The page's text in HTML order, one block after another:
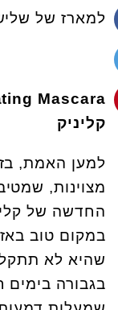
למארז של
Mascara
קליניק
למען האמת,
מצוינות,
החדשה של
במקום טוב
שהיא לא
בגבורה בימים